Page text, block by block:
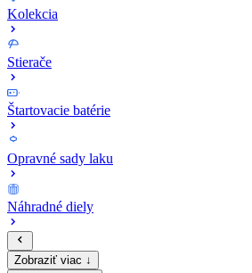
Kolekcia
Stierače
Štartovacie batérie
Opravné sady laku
Náhradné diely
Zobraziť viac ↓